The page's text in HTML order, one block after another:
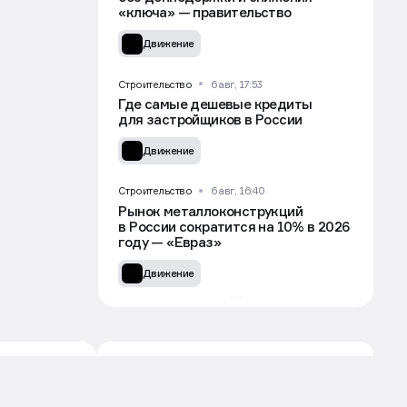
«ключа» — правительство
Движение
Строительство 6 авг, 17:53
Где самые дешевые кредиты
для застройщиков в России
Движение
Строительство 6 авг, 16:40
Рынок металлоконструкций
в России сократится на 10% в 2026
году — «Евраз»
Движение